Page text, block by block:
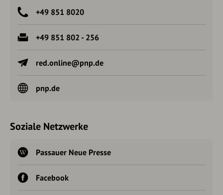
+49 851 8020
+49 851 802 - 256
red.online@pnp.de
pnp.de
Soziale Netzwerke
Passauer Neue Presse
Facebook